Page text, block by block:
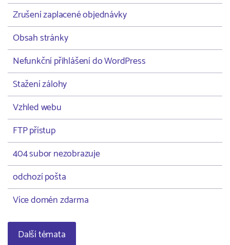
Zrušení zaplacené objednávky
Obsah stránky
Nefunkční přihlášení do WordPress
Stažení zálohy
Vzhled webu
FTP přístup
404 subor nezobrazuje
odchozí pošta
Více domén zdarma
Další témata